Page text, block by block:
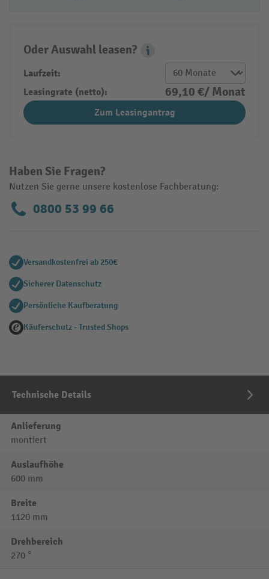
Haben Sie Fragen?
Nutzen Sie gerne unsere kostenlose Fachberatung:
0800 53 99 66
Oder Auswahl leasen?
Leasing Popover
Laufzeit:
Leasingrate (netto):
69,10 €/ Monat
Zum Leasingantrag
Versandkostenfrei ab 250€
Sicherer Datenschutz
Persönliche Kaufberatung
Käuferschutz - Trusted Shops
Technische Details
Anlieferung
montiert
Auslaufhöhe
600 mm
Breite
1120 mm
Drehbereich
270 °